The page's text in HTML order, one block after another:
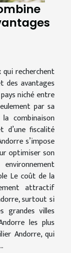
qui recherchent
des avantages
niché entre
par sa
combinaison
d’une fiscalité
s’impose
optimiser son
Le coût de la
attractif
surtout si
grandes villes
les plus
Andorre, qui